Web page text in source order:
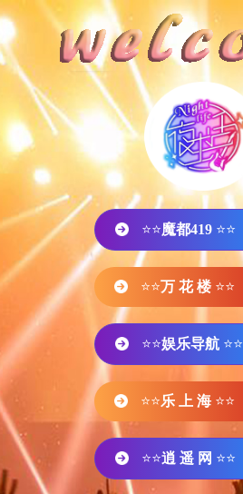
⭐⭐魔都419 ⭐⭐
⭐⭐万 花 楼 ⭐⭐
⭐⭐娱乐导航 ⭐⭐
⭐⭐乐 上 海 ⭐⭐
⭐⭐逍 遥 网 ⭐⭐